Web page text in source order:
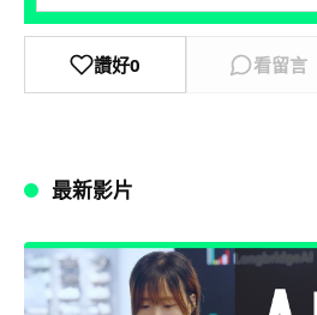
讚好0 看留言
最新影片